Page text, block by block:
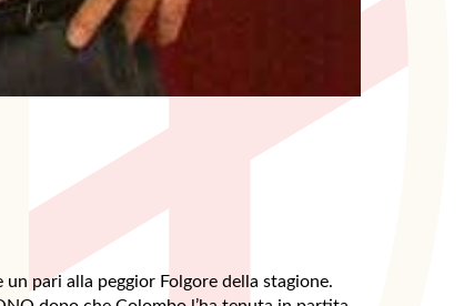
pari alla peggior Folgore della stagione.